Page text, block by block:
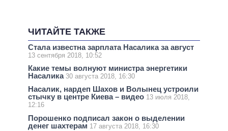
ЧИТАЙТЕ ТАКЖЕ
Стала известна зарплата Насалика за август
13 сентября 2018, 10:52
Какие темы волнуют министра энергетики
Насалика 30 августа 2018, 16:30
Насалик, нардеп Шахов и Волынец устроили
стычку в центре Киева – видео 13 июля 2018,
12:16
Порошенко подписал закон о выделении
денег шахтерам 17 августа 2018, 16:30